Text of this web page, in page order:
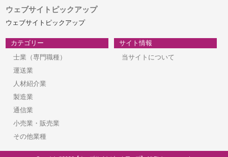
ウェブサイトピックアップ
ウェブサイトピックアップ
カテゴリー
士業（専門職種）
運送業
人材紹介業
製造業
通信業
小売業・販売業
その他業種
サイト情報
当サイトについて